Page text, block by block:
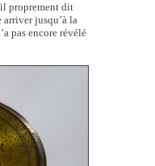
proprement dit
jusqu’à la
pas encore révélé